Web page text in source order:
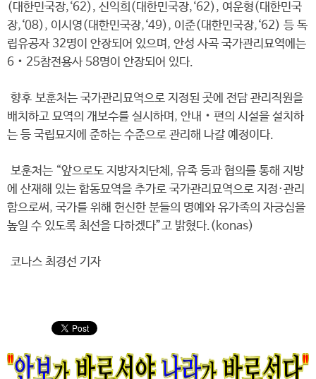
(대한민국장,‘62), 신익희(대한민국장,‘62), 여운형(대한민국
장,‘08), 이시영(대한민국장,‘49), 이준(대한민국장,‘62) 등 독
립유공자 32명이 안장되어 있으며, 안성 사곡 국가관리묘역에는
6‧25참전용사 58명이 안장되어 있다.
향후 보훈처는 국가관리묘역으로 지정된 곳에 전담 관리직원을
배치하고 묘역의 개보수를 실시하며, 안내‧편의 시설을 설치하
는 등 국립묘지에 준하는 수준으로 관리해 나갈 예정이다.
보훈처는 “앞으로도 지방자치단체, 유족 등과 협의를 통해 지방
에 산재해 있는 합동묘역을 추가로 국가관리묘역으로 지정·관리
함으로써, 국가를 위해 헌신한 분들의 명예와 유가족의 자긍심을
높일 수 있도록 최선을 다하겠다”고 밝혔다.(konas)
코나스 최경선 기자